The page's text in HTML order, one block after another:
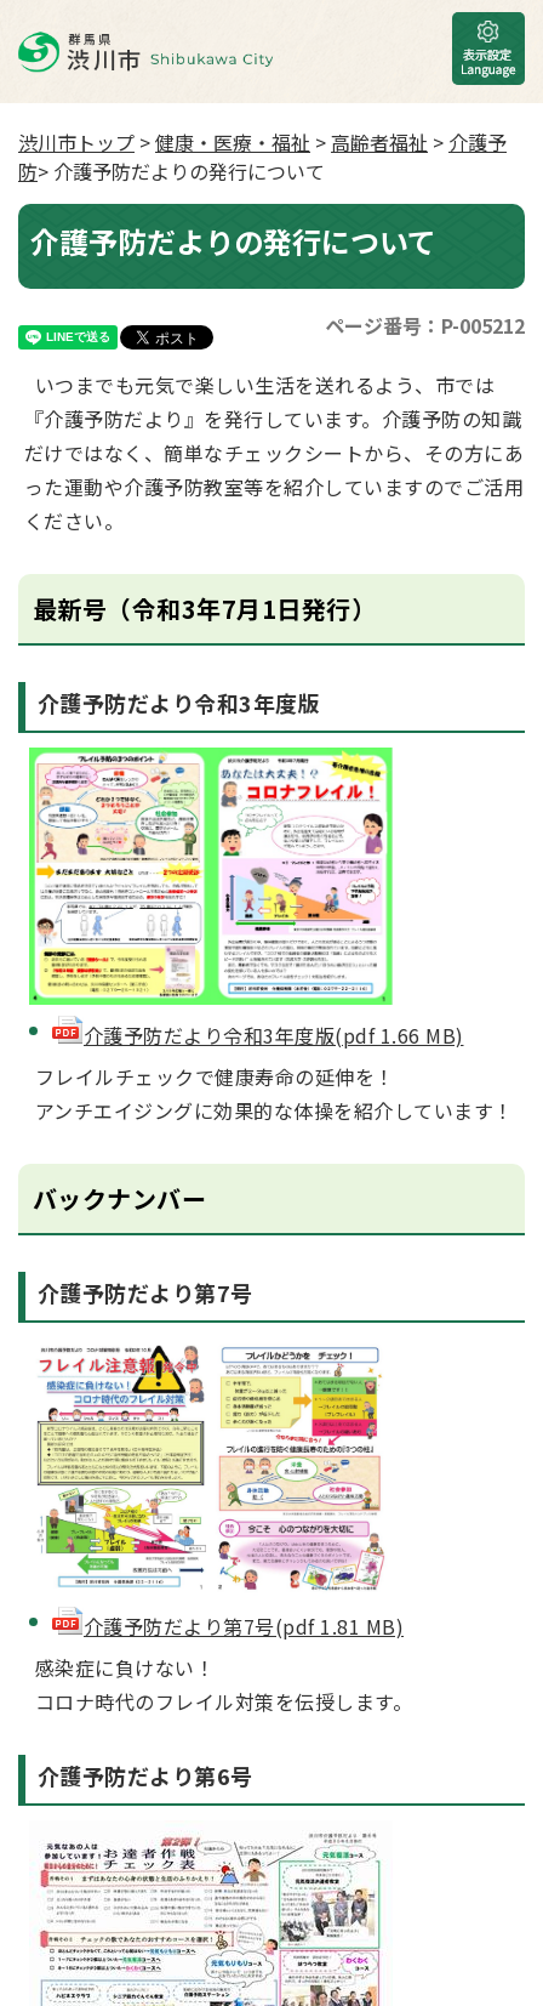
渋川市トップ >健康・医療・福祉 >高齢者福祉 > 介護予
防> 介護予防だよりの発行について
介護予防だよりの発行について
ページ番号：P-005212
いつまでも元気で楽しい生活を送れるよう、市では
『介護予防だより』を発行しています。介護予防の知識
だけではなく、簡単なチェックシートから、その方にあ
った運動や介護予防教室等を紹介していますのでご活用
ください。
最新号（令和3年7月1日発行）
介護予防だより令和3年度版
介護予防だより令和3年度版(pdf 1.66 MB)
フレイルチェックで健康寿命の延伸を！
アンチエイジングに効果的な体操を紹介しています！
バックナンバー
介護予防だより第7号
介護予防だより第7号(pdf 1.81 MB)
感染症に負けない！
コロナ時代のフレイル対策を伝授します。
介護予防だより第6号